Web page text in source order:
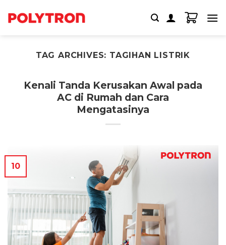
TAG ARCHIVES: TAGIHAN LISTRIK
Kenali Tanda Kerusakan Awal pada
AC di Rumah dan Cara
Mengatasinya
10